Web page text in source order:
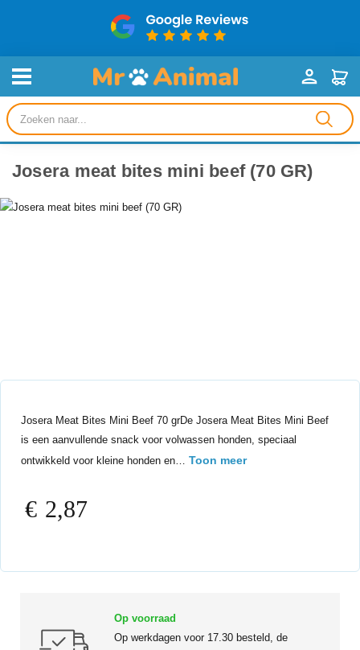
Producten
zoeken
Josera meat bites mini beef (70 GR)
Josera Meat Bites Mini Beef 70 grDe Josera Meat Bites Mini Beef
is een aanvullende snack voor volwassen honden, speciaal
ontwikkeld voor kleine honden en… Toon meer
€ 2,87
Op voorraad
Op werkdagen voor 17.30 besteld, de